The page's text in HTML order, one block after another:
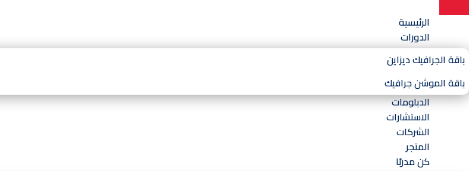
الرئيسية
الدورات
باقة الجرافيك ديزاين
باقة الموشن جرافيك
الدبلومات
الاستشارات
الشركات
المتجر
كن مدربًا